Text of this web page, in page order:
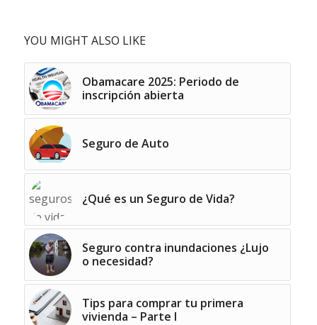
YOU MIGHT ALSO LIKE
Obamacare 2025: Periodo de
inscripción abierta
Seguro de Auto
¿Qué es un Seguro de Vida?
Seguro contra inundaciones ¿Lujo
o necesidad?
Tips para comprar tu primera
vivienda – Parte I